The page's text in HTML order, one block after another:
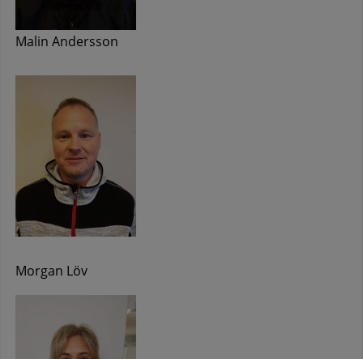
Malin Andersson
Morgan Löv